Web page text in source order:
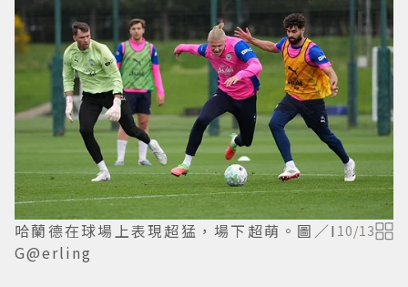
哈蘭德在球場上表現超猛，場下超萌。圖／I
G@erling
10/13